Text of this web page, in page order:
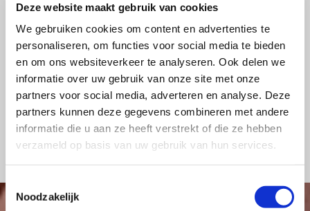
Deze website maakt gebruik van cookies
We gebruiken cookies om content en advertenties te
personaliseren, om functies voor social media te bieden
en om ons websiteverkeer te analyseren. Ook delen we
informatie over uw gebruik van onze site met onze
partners voor social media, adverteren en analyse. Deze
partners kunnen deze gegevens combineren met andere
informatie die u aan ze heeft verstrekt of die ze hebben
verzameld op basis van uw gebruik van hun services.
Toestemmingsselectie
Noodzakelijk
Easy taping